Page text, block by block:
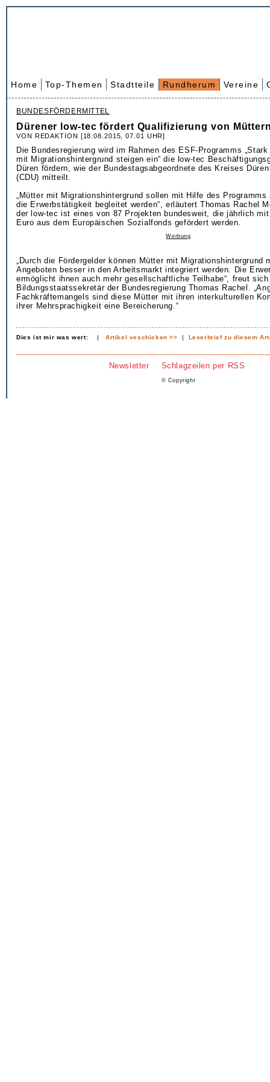
Home Top-Themen Stadtteile Rundherum Vereine
BUNDESFÖRDERMITTEL
Dürener low-tec fördert Qualifizierung von
VON REDAKTION [18.08.2015, 07.01 UHR]
Die Bundesregierung wird im Rahmen des ESF-Programms
mit Migrationshintergrund steigen ein“ die low-tec
Düren fördern, wie der Bundestagsabgeordnete des Kreises
(CDU) mitteilt.
„Mütter mit Migrationshintergrund sollen mit Hilfe des Programms
die Erwerbstätigkeit begleitet werden“, erläutert Thomas Rachel
der low-tec ist eines von 87 Projekten bundesweit, die jährlich
Euro aus dem Europäischen Sozialfonds gefördert werden.
Werbung
„Durch die Fördergelder können Mütter mit Migrationshintergrund
Angeboten besser in den Arbeitsmarkt integriert werden. Die
ermöglicht ihnen auch mehr gesellschaftliche Teilhabe“, freut sich
Bildungsstaatssekretär der Bundesregierung Thomas Rachel.
Fachkräftemangels sind diese Mütter mit ihren interkulturellen
ihrer Mehrsprachigkeit eine Bereicherung.“
Dies ist mir was wert: |Artikel veschicken >> | Leserbrief zu diesem
Newsletter Schlagzeilen per RSS
© Copyright